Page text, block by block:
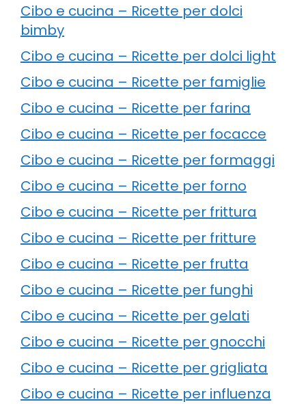
Cibo e cucina – Ricette per dolci
bimby
Cibo e cucina – Ricette per dolci light
Cibo e cucina – Ricette per famiglie
Cibo e cucina – Ricette per farina
Cibo e cucina – Ricette per focacce
Cibo e cucina – Ricette per formaggi
Cibo e cucina – Ricette per forno
Cibo e cucina – Ricette per frittura
Cibo e cucina – Ricette per fritture
Cibo e cucina – Ricette per frutta
Cibo e cucina – Ricette per funghi
Cibo e cucina – Ricette per gelati
Cibo e cucina – Ricette per gnocchi
Cibo e cucina – Ricette per grigliata
Cibo e cucina – Ricette per influenza